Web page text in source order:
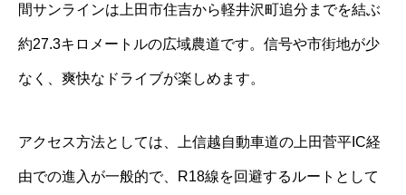
間サンラインは上田市住吉から軽井沢町追分までを結ぶ
約27.3キロメートルの広域農道です。信号や市街地が少
なく、爽快なドライブが楽しめます。
アクセス方法としては、上信越自動車道の上田菅平IC経
由での進入が一般的で、R18線を回避するルートとして